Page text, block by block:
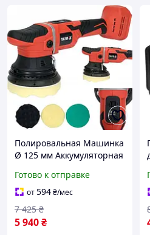
Полировальная Машинка
Ø 125 мм Аккумуляторная
АККУМУЛЯТОРА
Готово к отправке
от594₴/мес
5 940₴
7 425 ₴